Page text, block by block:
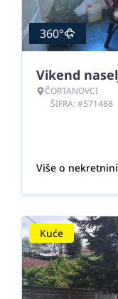
360°
Vikend
ČORTANOVCI
ŠIFRA: #571488
Više o
Kuće